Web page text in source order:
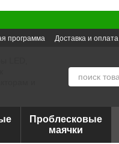
программа Доставка и оплата
Проблесковые
маячки